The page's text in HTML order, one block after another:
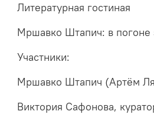
Литературная гостиная
Мршавко Штапич: в
Участники:
Мршавко Штапич (Артём
Виктория Сафонова,